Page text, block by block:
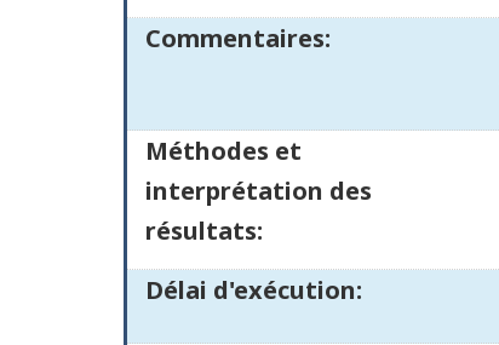
Commentaires:
Méthodes et
interprétation des
résultats:
Délai d'exécution: